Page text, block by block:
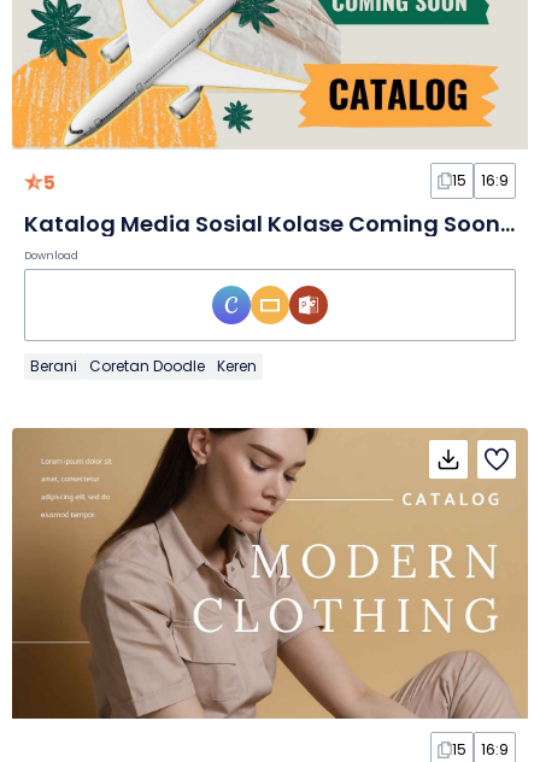
5 15 16:9
Katalog Media Sosial Kolase Coming Soon dalam Slide
Download
Berani Coretan Doodle Keren
15 16:9